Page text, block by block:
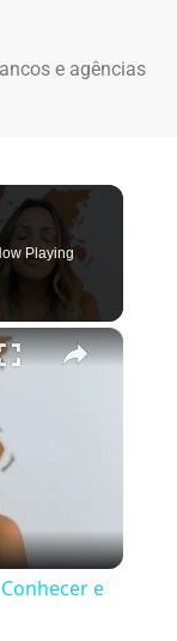
e agências
Playing
×
e